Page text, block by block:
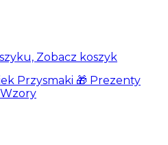
Zobacz koszyk
Przysmaki 🎁 Prezenty
Wzory